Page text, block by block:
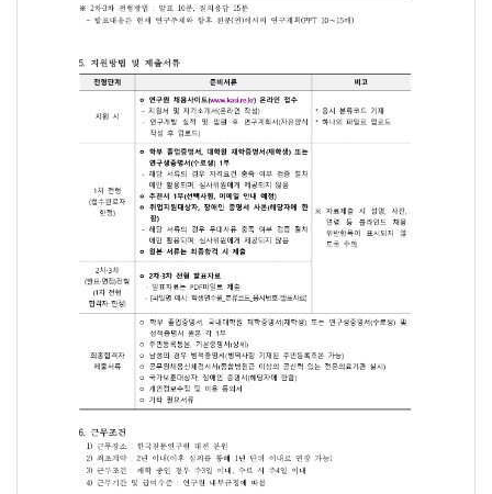
3. 전형 일정
추진 내용
일정
공고 및 서류접수
2024.4.29.(월) ~
1차 전형(서류심사)
2/3차 전형(발표·면접심사)* 2차/3차 전형 동시 진행
임용예정일
1) 전형별 시간과 장소 등 세부내용은 전형단계별 합격자 발표 시 별도
2) 채용의 투명성과 공정성을 확보하기 위해 전체 과정에 감사인의 입회
4. 전형 단계별 평가기준 및 합격자 선정 방법
전형방법
1차 전형(서류전형)
평가항목(점수)
- 입사의지 및 발전가능성(50)
- 학업역량(20)
- 전공적합성(30)
2차·3차 전형(발표·면접 전형)
평가항목(점수)
- 기본자세(10)
- 발표력(20)
- 발전가능성(50)